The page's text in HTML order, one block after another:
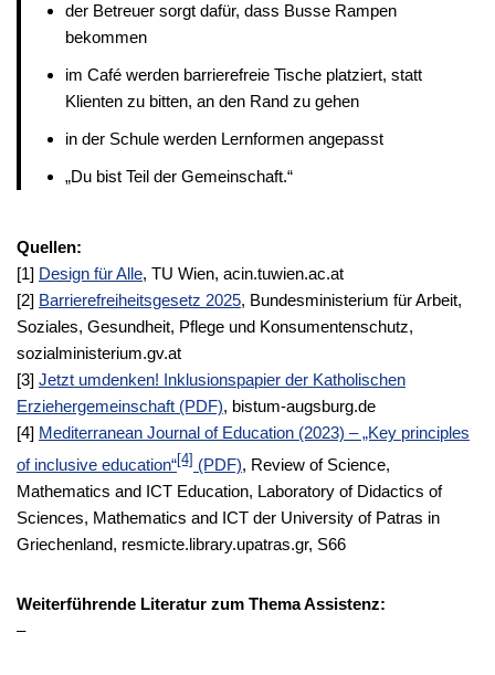
der Betreuer sorgt dafür, dass Busse Rampen
bekommen
im Café werden barrierefreie Tische platziert, statt
Klienten zu bitten, an den Rand zu gehen
in der Schule werden Lernformen angepasst
„Du bist Teil der Gemeinschaft.“
Quellen:
[1] Design für Alle, TU Wien, acin.tuwien.ac.at
[2] Barrierefreiheitsgesetz 2025, Bundesministerium für Arbeit,
Soziales, Gesundheit, Pflege und Konsumentenschutz,
sozialministerium.gv.at
[3] Jetzt umdenken! Inklusionspapier der Katholischen
Erziehergemeinschaft (PDF), bistum-augsburg.de
[4] Mediterranean Journal of Education (2023) – „Key principles
of inclusive education“ [4] (PDF), Review of Science,
Mathematics and ICT Education, Laboratory of Didactics of
Sciences, Mathematics and ICT der University of Patras in
Griechenland, resmicte.library.upatras.gr, S66
Weiterführende Literatur zum Thema Assistenz:
–